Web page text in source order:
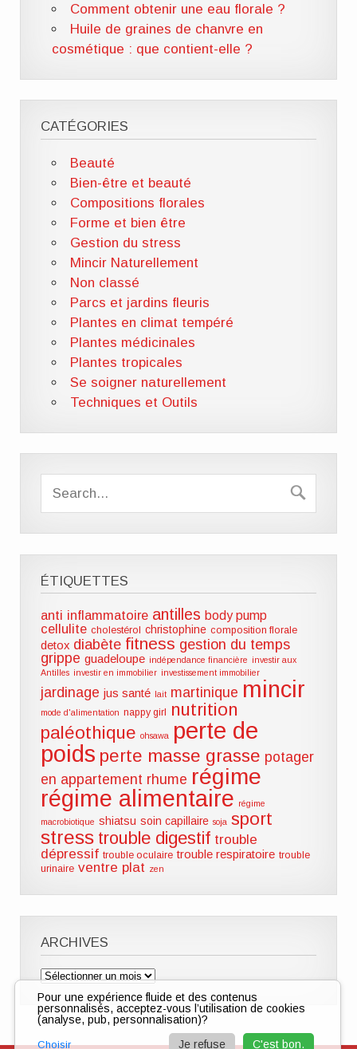
Comment obtenir une eau florale ?
Huile de graines de chanvre en
cosmétique : que contient-elle ?
CATÉGORIES
Beauté
Bien-être et beauté
Compositions florales
Forme et bien être
Gestion du stress
Mincir Naturellement
Non classé
Parcs et jardins fleuris
Plantes en climat tempéré
Plantes médicinales
Plantes tropicales
Se soigner naturellement
Techniques et Outils
ÉTIQUETTES
anti inflammatoire antilles body pump
cellulite cholestérol christophine composition florale
detox diabète fitness gestion du temps
grippe guadeloupe indépendance financière investir aux
Antilles investir en immobilier investissement immobilier
jardinage jus santé lait martinique mincir
mode d'alimentation nappy girl
nutrition
paléothique ohsawa
perte de
poids perte masse grasse potager
en appartement rhume régime
régime alimentaire régime
macrobiotique shiatsu soin capillaire soja sport
stress trouble digestif trouble
dépressif trouble oculaire trouble respiratoire trouble
urinaire ventre plat zen
ARCHIVES
Archives
Pour une expérience fluide et des contenus
personnalisés, acceptez-vous l’utilisation de cookies
(analyse, pub, personnalisation)?
Choisir Je refuse C'est bon.